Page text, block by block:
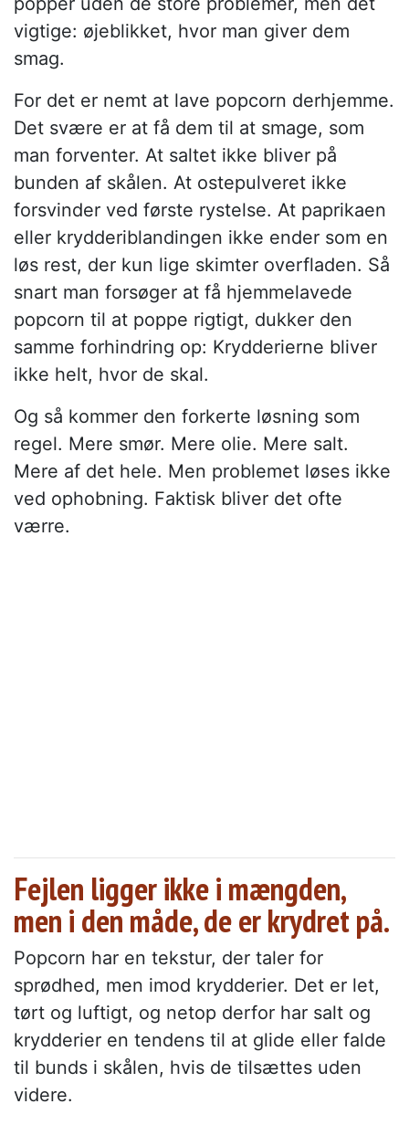
vigtige: øjeblikket, hvor man giver dem
smag.
For det er nemt at lave popcorn derhjemme.
Det svære er at få dem til at smage, som
man forventer. At saltet ikke bliver på
bunden af skålen. At ostepulveret ikke
forsvinder ved første rystelse. At paprikaen
eller krydderiblandingen ikke ender som en
løs rest, der kun lige skimter overfladen. Så
snart man forsøger at få hjemmelavede
popcorn til at poppe rigtigt, dukker den
samme forhindring op: Krydderierne bliver
ikke helt, hvor de skal.
Og så kommer den forkerte løsning som
regel. Mere smør. Mere olie. Mere salt.
Mere af det hele. Men problemet løses ikke
ved ophobning. Faktisk bliver det ofte
værre.
Fejlen ligger ikke i mængden,
men i den måde, de er krydret på.
Popcorn har en tekstur, der taler for
sprødhed, men imod krydderier. Det er let,
tørt og luftigt, og netop derfor har salt og
krydderier en tendens til at glide eller falde
til bunds i skålen, hvis de tilsættes uden
videre.